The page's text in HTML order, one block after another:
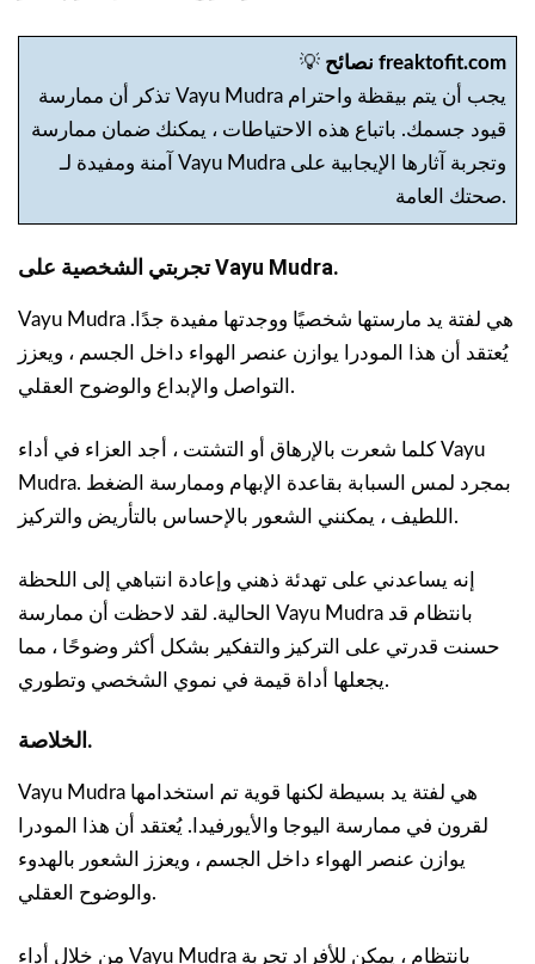
💡
نصائح freaktofit.com
تذكر أن ممارسة Vayu Mudra يجب أن يتم بيقظة واحترام
قيود جسمك. باتباع هذه الاحتياطات ، يمكنك ضمان ممارسة
آمنة ومفيدة لـ Vayu Mudra وتجربة آثارها الإيجابية على
صحتك العامة.
تجربتي الشخصية على Vayu Mudra.
Vayu Mudra هي لفتة يد مارستها شخصيًا ووجدتها مفيدة جدًا.
يُعتقد أن هذا المودرا يوازن عنصر الهواء داخل الجسم ، ويعزز
التواصل والإبداع والوضوح العقلي.
كلما شعرت بالإرهاق أو التشتت ، أجد العزاء في أداء Vayu
Mudra. بمجرد لمس السبابة بقاعدة الإبهام وممارسة الضغط
اللطيف ، يمكنني الشعور بالإحساس بالتأريض والتركيز.
إنه يساعدني على تهدئة ذهني وإعادة انتباهي إلى اللحظة
الحالية. لقد لاحظت أن ممارسة Vayu Mudra بانتظام قد
حسنت قدرتي على التركيز والتفكير بشكل أكثر وضوحًا ، مما
يجعلها أداة قيمة في نموي الشخصي وتطوري.
الخلاصة.
Vayu Mudra هي لفتة يد بسيطة لكنها قوية تم استخدامها
لقرون في ممارسة اليوجا والأيورفيدا. يُعتقد أن هذا المودرا
يوازن عنصر الهواء داخل الجسم ، ويعزز الشعور بالهدوء
والوضوح العقلي.
من خلال أداء Vayu Mudra بانتظام ، يمكن للأفراد تجربة